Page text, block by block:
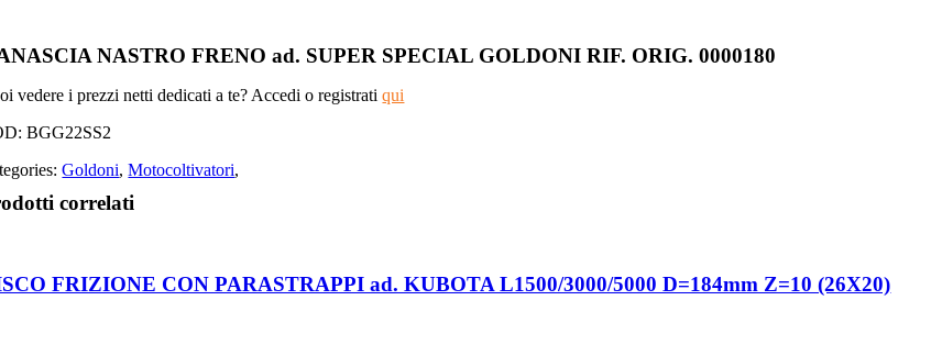
NASTRO FRENO ad. SUPER SPECIAL GOLDONI RIF. ORIG. 0000180
vedere i prezzi netti dedicati a te? Accedi o registratiqui
BGG22SS2
Goldoni,Motocoltivatori,
correlati
FRIZIONE CON PARASTRAPPI ad. KUBOTA L1500/3000/5000 D=184mm Z=10 (26X20)